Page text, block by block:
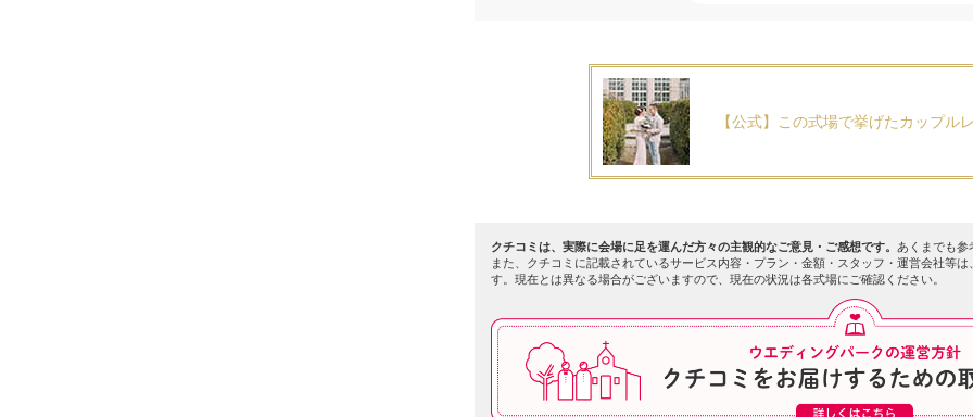
【公式】この式場で挙げたカップル
クチコミは、実際に会場に足を運んだ方々の主観的なご意見・ご感想です。 あくまでも参
また、クチコミに記載されているサービス内容・プラン・金額・スタッフ・運営会社等
す。現在とは異なる場合がございますので、現在の状況は各式場にご確認ください。